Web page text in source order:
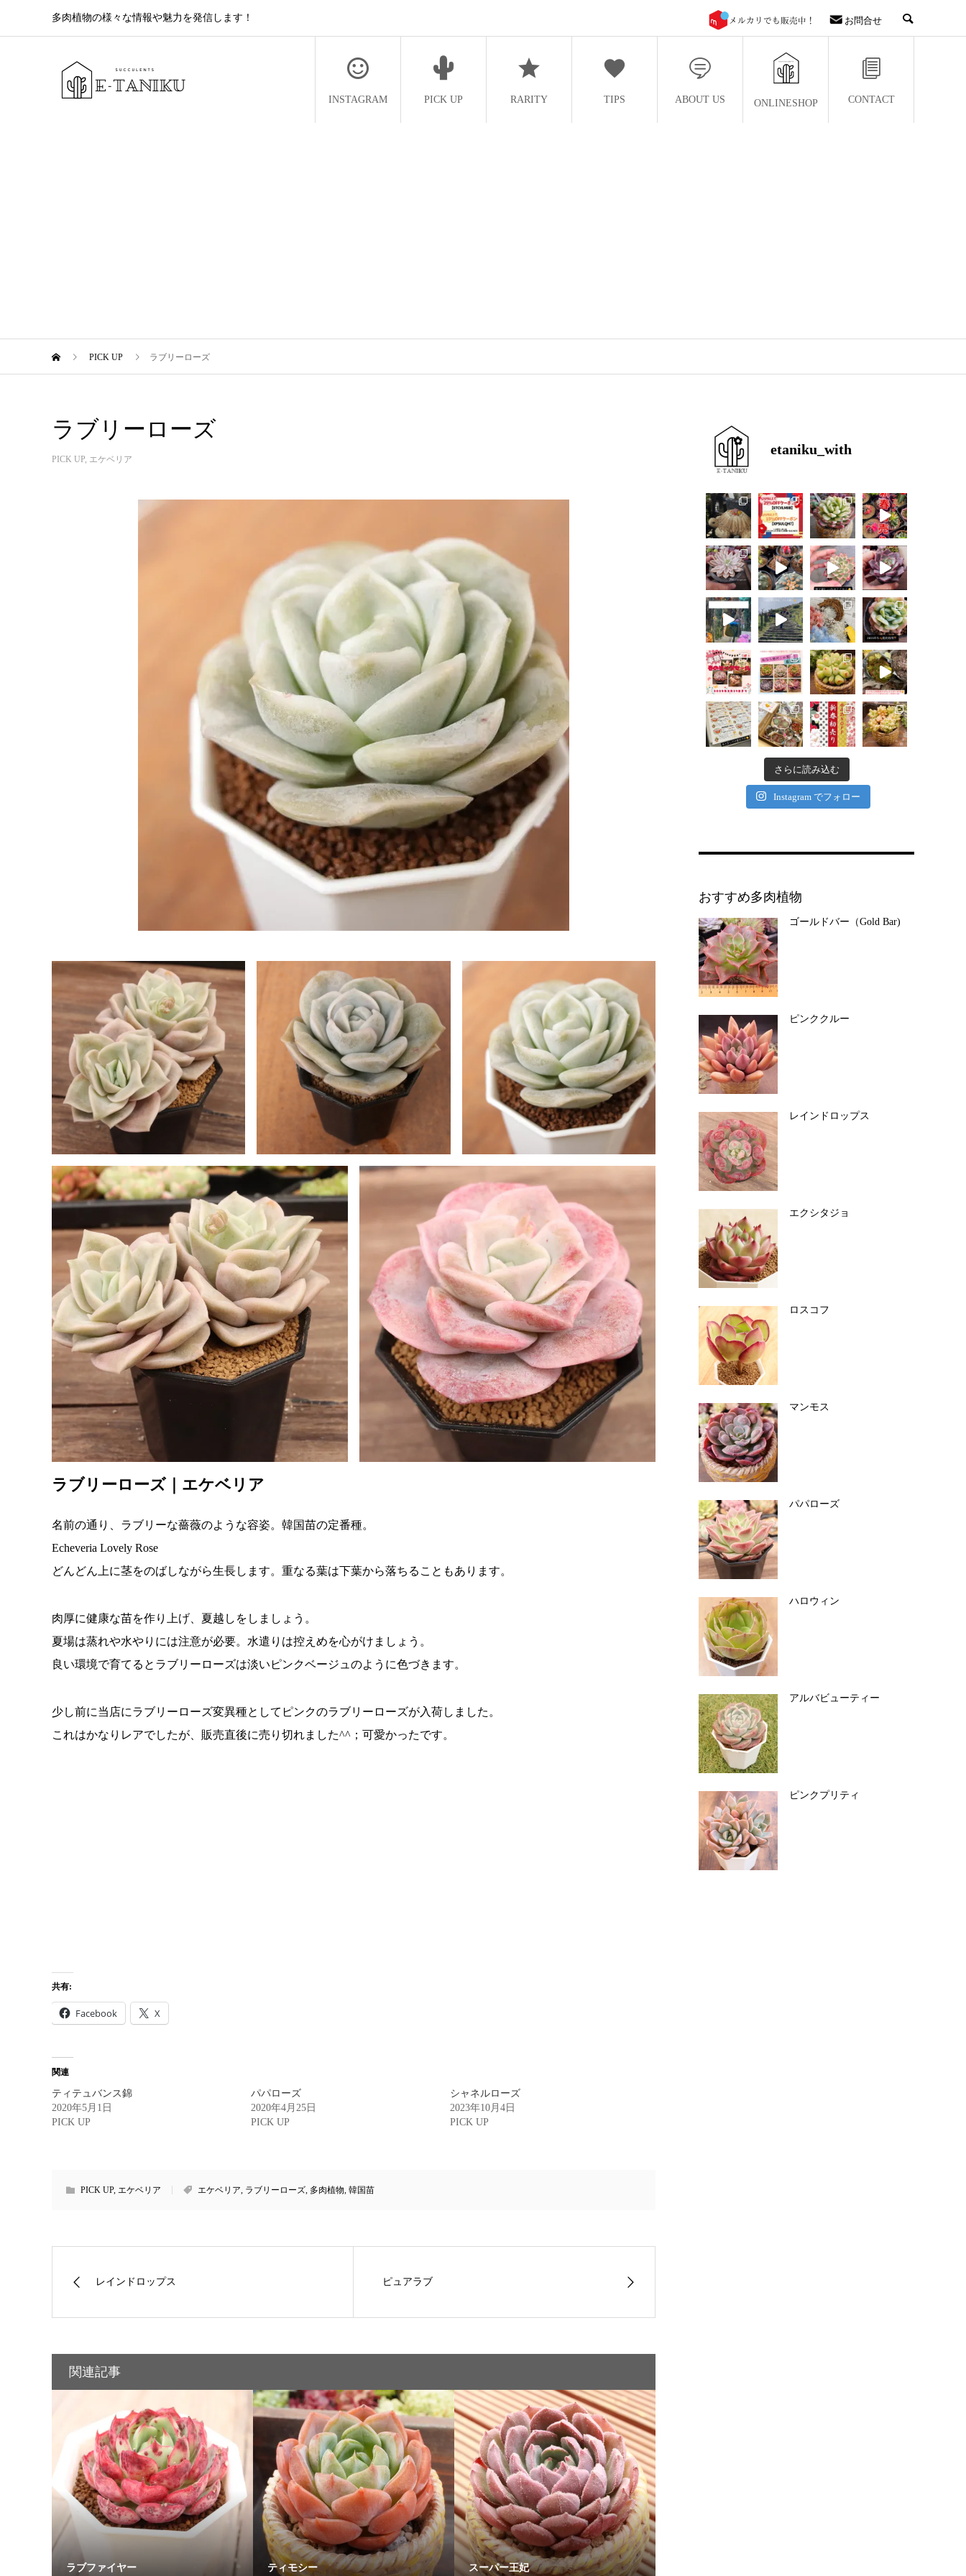
多肉植物の様々な情報や魅力を発信します！ お問合せ
INSTAGRAM PICK UP RARITY TIPS ABOUT US ONLINESHOP CONTACT
PICK UP ラブリーローズ
ラブリーローズ
PICK UP, エケベリア
ラブリーローズ｜エケベリア
名前の通り、ラブリーな薔薇のような容姿。韓国苗の定番種。
Echeveria Lovely Rose
どんどん上に茎をのばしながら生長します。重なる葉は下葉から落ちることもあります。
肉厚に健康な苗を作り上げ、夏越しをしましょう。
夏場は蒸れや水やりには注意が必要。水遣りは控えめを心がけましょう。
良い環境で育てるとラブリーローズは淡いピンクベージュのように色づきます。
少し前に当店にラブリーローズ変異種としてピンクのラブリーローズが入荷しました。
これはかなりレアでしたが、販売直後に売り切れました^^；可愛かったです。
共有:
Facebook X
関連
ティテュバンス錦
2020年5月1日
PICK UP
パパローズ
2020年4月25日
PICK UP
シャネルローズ
2023年10月4日
PICK UP
PICK UP, エケベリア エケベリア ラブリーローズ 多肉植物 韓国苗
レインドロップス ピュアラブ
関連記事
ラブファイヤー ティモシー スーパー王妃
etaniku_with
さらに読み込む
Instagram でフォロー
おすすめ多肉植物
ゴールドバー（Gold Bar)
ピンククルー
レインドロップス
エクシタジョ
ロスコフ
マンモス
パパローズ
ハロウィン
アルバビューティー
ピンクプリティ